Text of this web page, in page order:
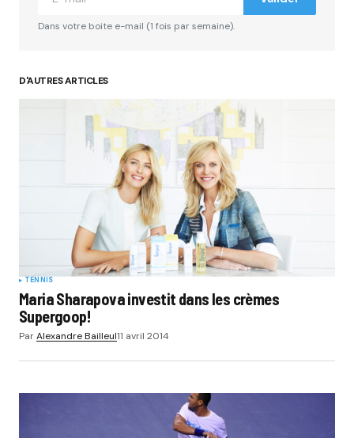
*
Your E-mail*
Submit Comment
Dans votre boite e-mail (1 fois par semaine).
D'AUTRES ARTICLES
TENNIS
Maria Sharapova investit dans les crèmes
Supergoop!
ParAlexandre Bailleul11 avril 2014